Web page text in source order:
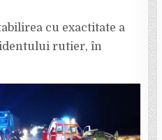
cu exactitate a
rutier, în